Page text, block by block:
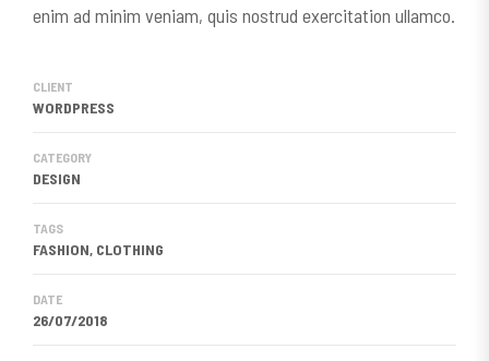
enim ad minim veniam, quis nostrud exercitation ullamco.
CLIENT
WORDPRESS
CATEGORY
DESIGN
TAGS
FASHION, CLOTHING
DATE
26/07/2018